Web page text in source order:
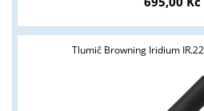
Tlumič Browning Iridium